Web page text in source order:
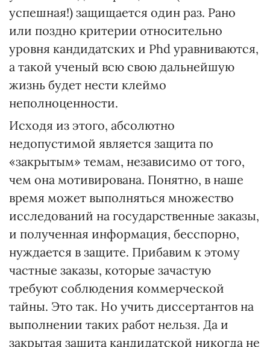
успешная!) защищается один раз. Рано
или поздно критерии относительно
уровня кандидатских и Phd уравниваются,
а такой ученый всю свою дальнейшую
жизнь будет нести клеймо
неполноценности.
Исходя из этого, абсолютно
недопустимой является защита по
«закрытым» темам, независимо от того,
чем она мотивирована. Понятно, в наше
время может выполняться множество
исследований на государственные заказы,
и полученная информация, бесспорно,
нуждается в защите. Прибавим к этому
частные заказы, которые зачастую
требуют соблюдения коммерческой
тайны. Это так. Но учить диссертантов на
выполнении таких работ нельзя. Да и
закрытая защита кандидатской никогда не